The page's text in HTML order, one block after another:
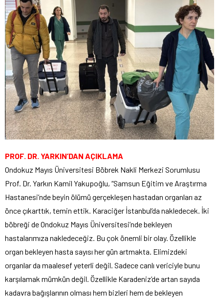
PROF. DR. YARKIN’DAN AÇIKLAMA
Ondokuz Mayıs Üniversitesi Böbrek Nakli Merkezi Sorumlusu
Prof. Dr. Yarkın Kamil Yakupoğlu, “Samsun Eğitim ve Araştırma
Hastanesi’nde beyin ölümü gerçekleşen hastadan organları az
önce çıkarttık, temin ettik. Karaciğer İstanbul’da nakledecek. İki
böbreği de Ondokuz Mayıs Üniversitesi’nde bekleyen
hastalarımıza nakledeceğiz. Bu çok önemli bir olay. Özellikle
organ bekleyen hasta sayısı her gün artmakta. Elimizdeki
organlar da maalesef yeterli değil. Sadece canlı vericiyle bunu
karşılamak mümkün değil. Özellikle Karadeniz’de artan sayıda
kadavra bağışlarının olması hem bizleri hem de bekleyen